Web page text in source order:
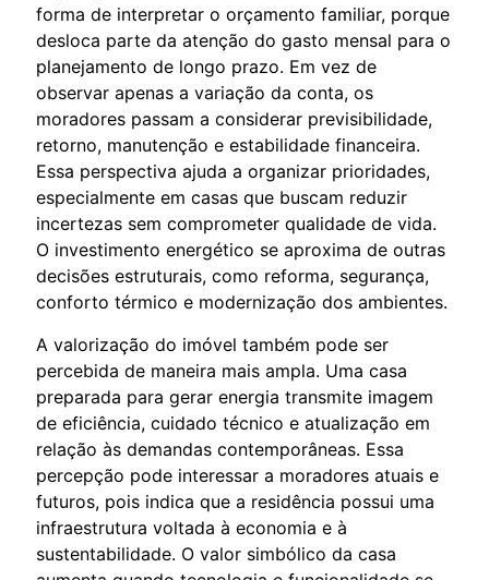
forma de interpretar o orçamento familiar, porque
desloca parte da atenção do gasto mensal para o
planejamento de longo prazo. Em vez de
observar apenas a variação da conta, os
moradores passam a considerar previsibilidade,
retorno, manutenção e estabilidade financeira.
Essa perspectiva ajuda a organizar prioridades,
especialmente em casas que buscam reduzir
incertezas sem comprometer qualidade de vida.
O investimento energético se aproxima de outras
decisões estruturais, como reforma, segurança,
conforto térmico e modernização dos ambientes.
A valorização do imóvel também pode ser
percebida de maneira mais ampla. Uma casa
preparada para gerar energia transmite imagem
de eficiência, cuidado técnico e atualização em
relação às demandas contemporâneas. Essa
percepção pode interessar a moradores atuais e
futuros, pois indica que a residência possui uma
infraestrutura voltada à economia e à
sustentabilidade. O valor simbólico da casa